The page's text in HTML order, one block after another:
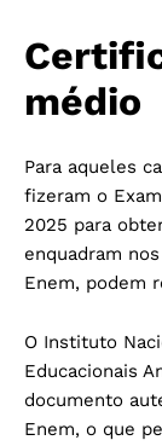
médio
Para aqueles
fizeram o
2025 para
enquadram
Enem, podem
O Instituto
Educacionais
documento
Enem, o que